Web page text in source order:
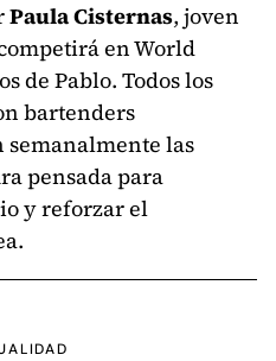
Paula Cisternas, joven
en World
de Pablo. Todos los
bartenders
semanalmente las
pensada para
y reforzar el